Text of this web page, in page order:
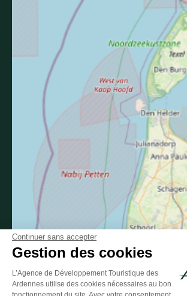
Suivez-nous sur Facebook
ESPACE GROUPES ESPACE PRESSE
Continuer sans accepter
Gestion des cookies
L’Agence de Développement Touristique des
Ardennes utilise des cookies nécessaires au bon